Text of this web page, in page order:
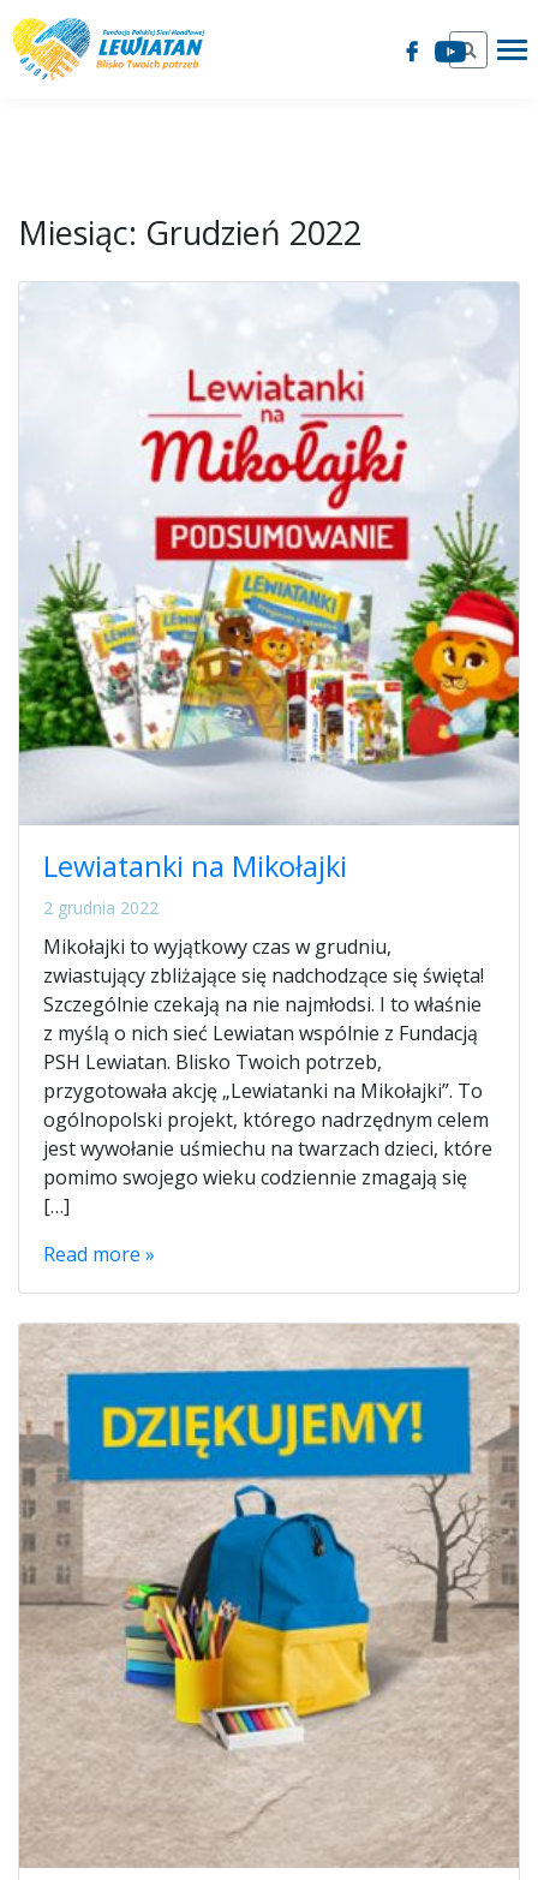
Miesiąc: Grudzień 2022
Lewiatanki na Mikołajki
2 grudnia 2022
Mikołajki to wyjątkowy czas w grudniu,
zwiastujący zbliżające się nadchodzące się święta!
Szczególnie czekają na nie najmłodsi. I to właśnie
z myślą o nich sieć Lewiatan wspólnie z Fundacją
PSH Lewiatan. Blisko Twoich potrzeb,
przygotowała akcję „Lewiatanki na Mikołajki”. To
ogólnopolski projekt, którego nadrzędnym celem
jest wywołanie uśmiechu na twarzach dzieci, które
pomimo swojego wieku codziennie zmagają się
[…]
Read more »